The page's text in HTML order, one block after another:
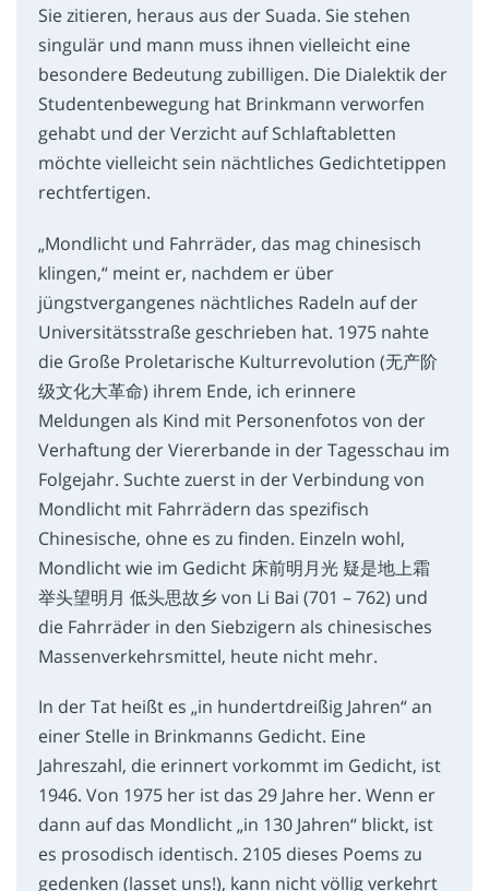
Sie zitieren, heraus aus der Suada. Sie stehen
singulär und mann muss ihnen vielleicht eine
besondere Bedeutung zubilligen. Die Dialektik der
Studentenbewegung hat Brinkmann verworfen
gehabt und der Verzicht auf Schlaftabletten
möchte vielleicht sein nächtliches Gedichtetippen
rechtfertigen.
„Mondlicht und Fahrräder, das mag chinesisch
klingen,“ meint er, nachdem er über
jüngstvergangenes nächtliches Radeln auf der
Universitätsstraße geschrieben hat. 1975 nahte
die Große Proletarische Kulturrevolution (无产阶
级文化大革命) ihrem Ende, ich erinnere
Meldungen als Kind mit Personenfotos von der
Verhaftung der Viererbande in der Tagesschau im
Folgejahr. Suchte zuerst in der Verbindung von
Mondlicht mit Fahrrädern das spezifisch
Chinesische, ohne es zu finden. Einzeln wohl,
Mondlicht wie im Gedicht 床前明月光 疑是地上霜
举头望明月 低头思故乡 von Li Bai (701 – 762) und
die Fahrräder in den Siebzigern als chinesisches
Massenverkehrsmittel, heute nicht mehr.
In der Tat heißt es „in hundertdreißig Jahren“ an
einer Stelle in Brinkmanns Gedicht. Eine
Jahreszahl, die erinnert vorkommt im Gedicht, ist
1946. Von 1975 her ist das 29 Jahre her. Wenn er
dann auf das Mondlicht „in 130 Jahren“ blickt, ist
es prosodisch identisch. 2105 dieses Poems zu
gedenken (lasset uns!), kann nicht völlig verkehrt